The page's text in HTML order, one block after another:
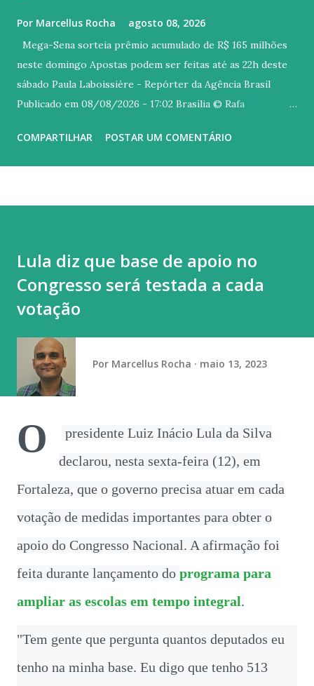
Por Marcellus Rocha agosto 08, 2026
Mega-Sena sorteia prêmio acumulado de R$ 165 milhões
neste domingo Apostas podem ser feitas até as 22h deste
sábado Paula Laboissière - Repórter da Agência Brasil
Publicado em 08/08/2026 - 17:02 Brasília © Rafa
Mega-Sena sorteia neste domingo (9) prêmio estimado em
o país ou pela internet. A aposta simples, com seis dezenas,
custa R$ 6. No último concurso, foram sorteados os
números 16, 21, 24, 31, 43 e 54, mas nenhum apostador
acertou as seis dezenas . Oitenta e oito apostas acertaram
a quina e vão receber R$ 52.843,18 cada; e 6.903 apostas
acertaram a quadra e vão receber R$ 1.110,41 cada.
COMPARTILHAR POSTAR UM COMENTÁRIO
Lula diz que base de apoio no
Congresso será testada a cada
votação
Por Marcellus Rocha maio 13, 2023
O
presidente Luiz Inácio Lula da Silva
declarou, nesta sexta-feira (12), em
Fortaleza, que o governo precisa atuar em cada
votação de medidas importantes para obter o
apoio do Congresso Nacional. A afirmação foi
feita durante lançamento do programa para
ampliar as escolas em tempo integral.
"Tem gente que pergunta quantos deputados eu
tenho na minha base. Eu digo que tenho 513